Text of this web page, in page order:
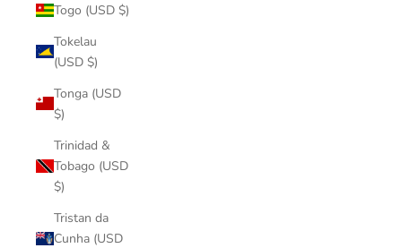
Togo (USD $)
Tokelau
(USD $)
Tonga (USD
$)
Trinidad &
Tobago (USD
$)
Tristan da
Cunha (USD